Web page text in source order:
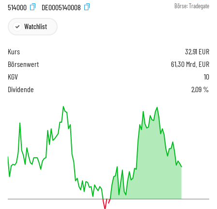
514000
DE0005140008 Börse: Tradegate
Watchlist
Kurs 32,91 EUR
Börsenwert
61,30 Mrd. EUR
KGV
10
Dividende
2,09 %